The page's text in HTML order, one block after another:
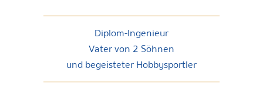
Diplom-Ingenieur
Vater von 2 Söhnen
und begeisteter Hobbysportler